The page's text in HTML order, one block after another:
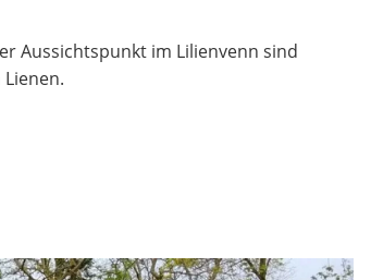
Aussichtspunkt im Lilienvenn sind